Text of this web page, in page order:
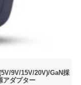
9V/15V/20V)/GaN採
アダプター